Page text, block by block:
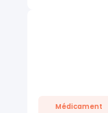
Médicament